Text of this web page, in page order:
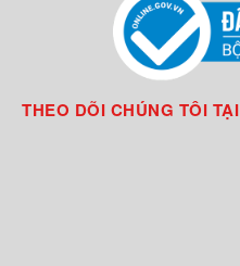
THEO DÕI CHÚNG TÔI TẠI